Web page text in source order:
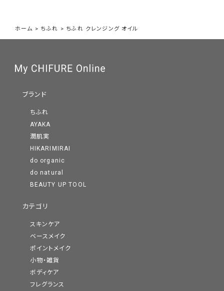
ホーム > ちふれ > ちふれ クレンジング オイル
ブランド
ちふれ
AYAKA
潤肌実
HIKARIMIRAI
do organic
do natural
BEAUTY UP TOOL
カテゴリ
スキンケア
ベースメイク
ポイントメイク
小物・雑貨
ボディケア
フレグランス